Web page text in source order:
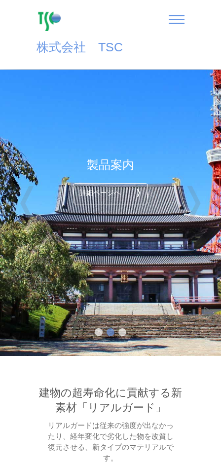
株式会社 TSC
製品案内
❭
❬ ❭
建物の超寿命化に貢献する新
素材「リアルガード」
リアルガードは従来の強度が出なかっ
たり、経年変化で劣化した物を改質し
復元させる、新タイプのマテリアルで
す。